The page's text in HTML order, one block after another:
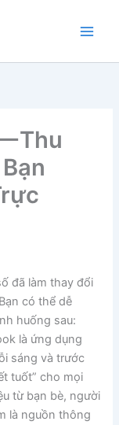
Thu
đã làm thay đổi
có thể dễ
huống sau:
là ứng dụng
sáng và trước
tuốt” cho mọi
từ bạn bè, người
là nguồn thông